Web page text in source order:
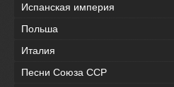
Испанская империя
Польша
Италия
Песни Союза ССР